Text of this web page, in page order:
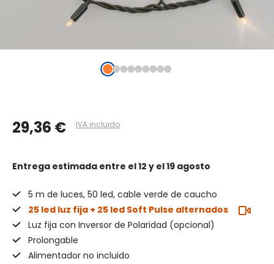
29,36 € IVA incluido
Entrega estimada entre el 12 y el 19 agosto
5 m de luces, 50 led, cable verde de caucho
25 led luz fija + 25 led Soft Pulse alternados
Luz fija con Inversor de Polaridad (opcional)
Prolongable
Alimentador no incluido